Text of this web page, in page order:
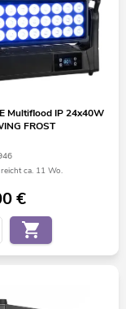
Multiflood IP 24x40W
FROST
ca. 11 Wo.
€